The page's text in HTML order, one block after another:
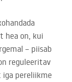
hea on, kui
– piisab
reguleeritav
iga pereliikme